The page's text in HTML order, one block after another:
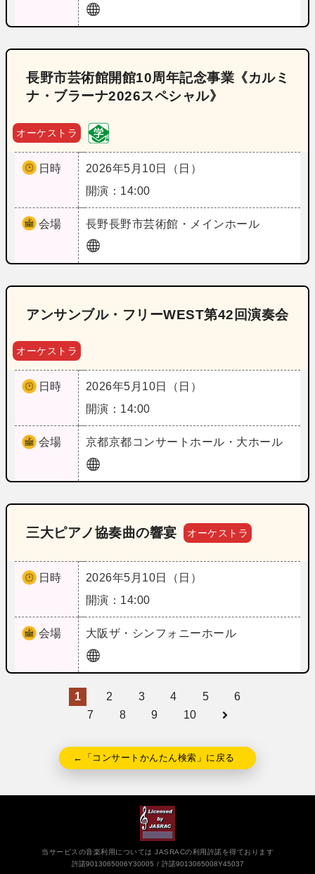
長野市芸術館開館10周年記念事業《カルミ
ナ・ブラーナ2026スペシャル》
オーケストラ
日時
2026年5月10日（日）
開演：14:00
会場 長野長野市芸術館・メインホール
アンサンブル・フリーWEST第42回演奏会
オーケストラ
日時
2026年5月10日（日）
開演：14:00
会場 京都京都コンサートホール・大ホール
三大ピアノ協奏曲の響宴 オーケストラ
日時
2026年5月10日（日）
開演：14:00
会場 大阪ザ・シンフォニーホール
1 2 3 4 5
6
7
8 9 10
←「コンサートかんたん検索」に戻る
当サービスの音楽利用については JASRACの利用許諾を得ております
許諾9013065006Y30005
許諾9013065008Y45037